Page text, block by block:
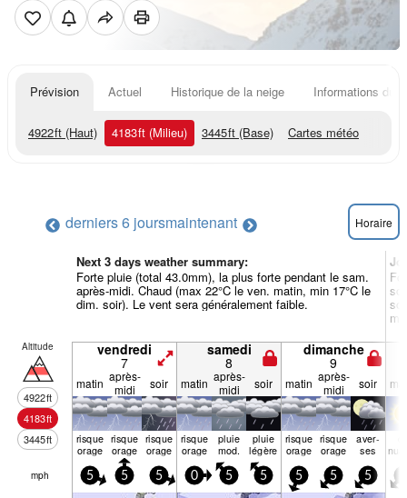
Prévision Actuel Historique de la neige Informations du
4922ft (Haut) 4183ft (Milieu) 3445ft (Base) Cartes météo
derniers 6 joursmaintenant Horaire
Next 3 days weather summary:
Forte pluie (total 43.0mm), la plus forte pendant le sam.
après-midi. Chaud (max 22°C le ven. matin, min 17°C le
dim. soir). Le vent sera généralement faible.
Altitude
4922ft
4183ft
3445ft
vendredi
7
samedi
8
dimanche
9
matin après-
midi
soir matin après-
midi
soir matin après-
midi
soir
risque
orage
risque
orage
risque
orage
risque
orage
pluie
mod.
pluie
légère
risque
orage
risque
orage
aver­
ses
mph 5 5 5 0 5 5 5 5 5